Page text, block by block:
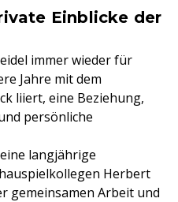
Einblicke der
immer wieder für
Jahre mit dem
liiert, eine Beziehung,
persönliche
langjährige
Herbert
gemeinsamen Arbeit und